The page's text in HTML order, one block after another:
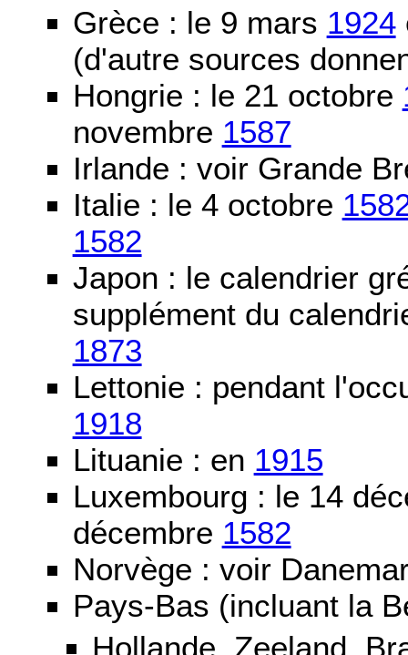
Grèce : le 9 mars 1924
(d'autre sources
Hongrie : le 21 octobre
novembre 1587
Irlande : voir Grande
Italie : le 4 octobre
1582
Japon : le calendrier
supplément du
1873
Lettonie : pendant
1918
Lituanie : en 1915
Luxembourg : le 14
décembre 1582
Norvège : voir
Pays-Bas (incluant la
Hollande, Zeeland,